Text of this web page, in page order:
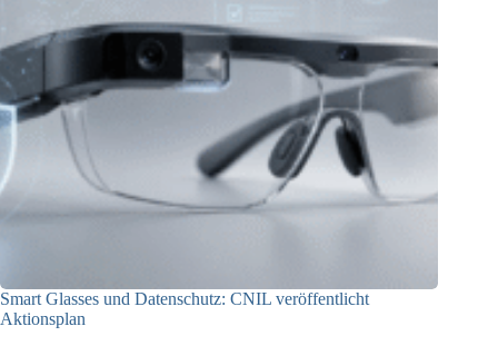
Smart Glasses und Datenschutz: CNIL veröffentlicht
Aktionsplan